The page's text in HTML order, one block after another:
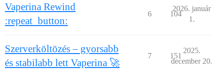
Vaperina Rewind
:repeat_button:
6 104
2026. január
1.
Szerverköltözés – gyorsabb
és stabilabb lett Vaperina 🚀
7 151
2025.
december 20.